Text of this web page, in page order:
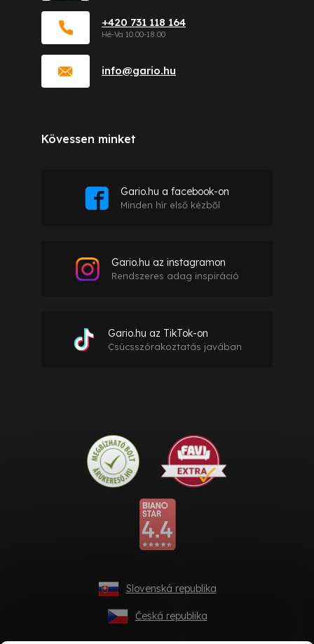
info@gario.hu
+420 731 118 164
Kövessen minket
Gario.hu a facebook-on
Minden hír első kézből
Gario.hu az instagramon
Rendszeres adag inspiráció
Gario.hu az TikTok-on
Csúcsszórakoztatás javában
Slovenská republika
Česká republika